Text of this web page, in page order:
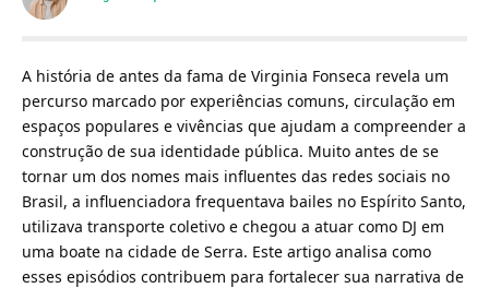
A história de antes da fama de Virginia Fonseca revela um
percurso marcado por experiências comuns, circulação em
espaços populares e vivências que ajudam a compreender a
construção de sua identidade pública. Muito antes de se
tornar um dos nomes mais influentes das redes sociais no
Brasil, a influenciadora frequentava bailes no Espírito Santo,
utilizava transporte coletivo e chegou a atuar como DJ em
uma boate na cidade de Serra. Este artigo analisa como
esses episódios contribuem para fortalecer sua narrativa de